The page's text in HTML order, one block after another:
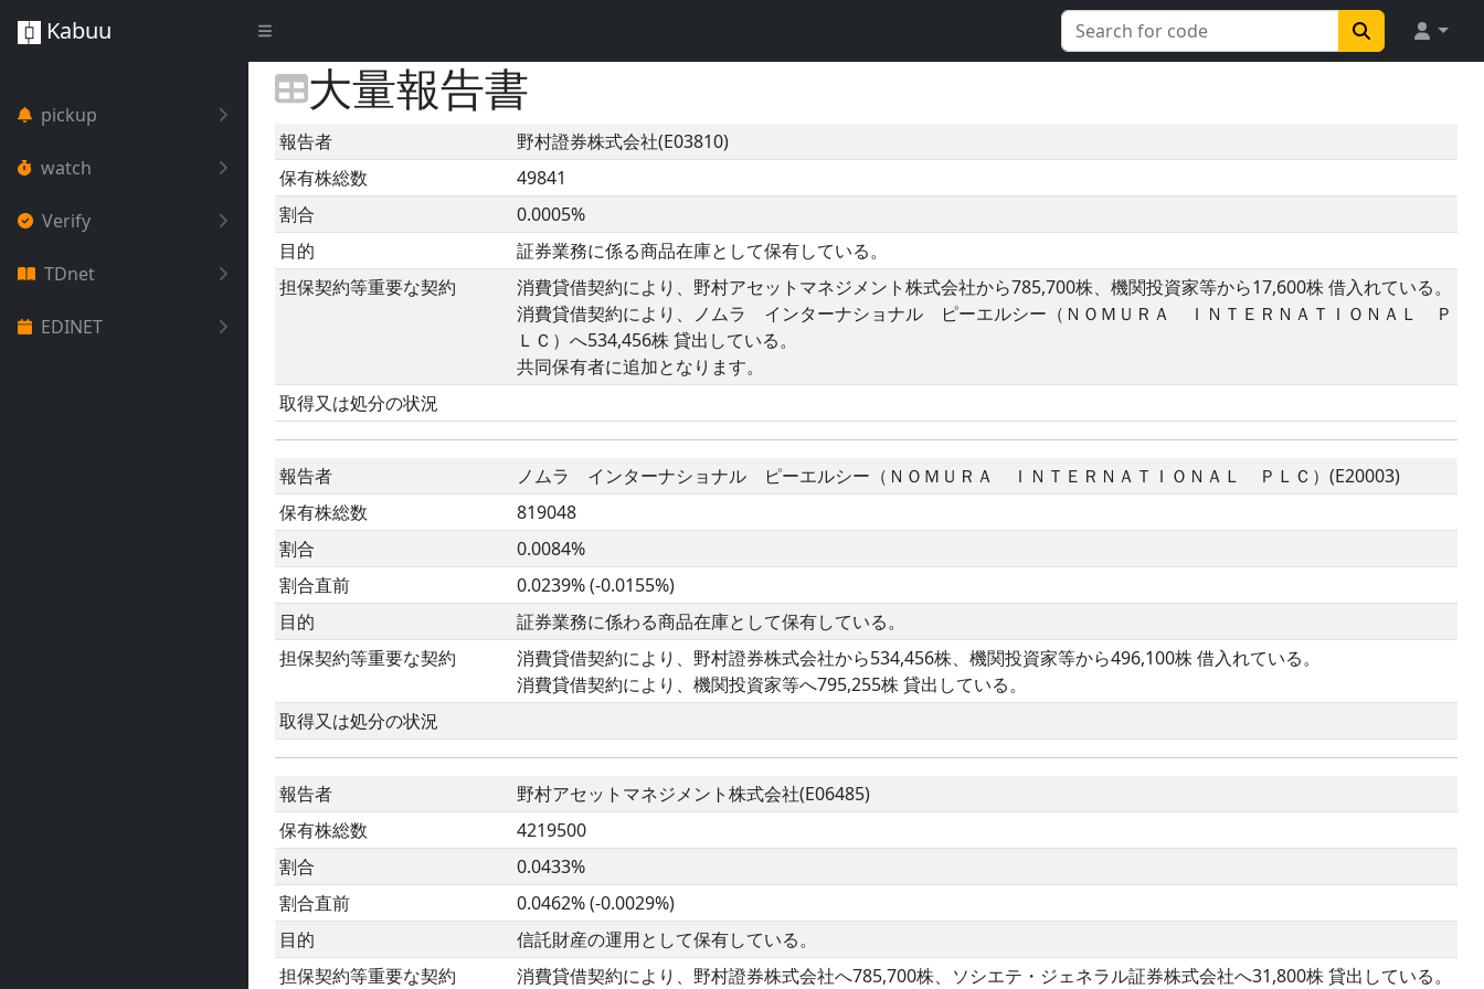
Kabuu
pickup
watch
Verify
TDnet
EDINET
大量報告書
報告者
野村證券株式会社(E03810)
保有株総数
49841
割合
0.0005%
目的
証券業務に係る商品在庫として保有している。
担保契約等重要な契約
消費貸借契約により、野村アセットマネジメント株式会社から785,700株、機関投資家等から17,600株 借入れている。
消費貸借契約により、ノムラ インターナショナル ピーエルシー（ＮＯＭＵＲＡ ＩＮＴＥＲＮＡＴＩＯＮＡＬ Ｐ
ＬＣ）へ534,456株 貸出している。
共同保有者に追加となります。
取得又は処分の状況
報告者
ノムラ インターナショナル ピーエルシー（ＮＯＭＵＲＡ ＩＮＴＥＲＮＡＴＩＯＮＡＬ ＰＬＣ）(E20003)
保有株総数
819048
割合
0.0084%
割合直前
0.0239% (-0.0155%)
目的
証券業務に係わる商品在庫として保有している。
担保契約等重要な契約
消費貸借契約により、野村證券株式会社から534,456株、機関投資家等から496,100株 借入れている。
消費貸借契約により、機関投資家等へ795,255株 貸出している。
取得又は処分の状況
報告者
野村アセットマネジメント株式会社(E06485)
保有株総数
4219500
割合
0.0433%
割合直前
0.0462% (-0.0029%)
目的
信託財産の運用として保有している。
担保契約等重要な契約
消費貸借契約により、野村證券株式会社へ785,700株、ソシエテ・ジェネラル証券株式会社へ31,800株 貸出している。